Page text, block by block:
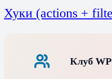
Хуки (actions +
Клуб